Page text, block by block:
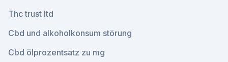
Thc trust ltd
Cbd und alkoholkonsum störung
Cbd ölprozentsatz zu mg